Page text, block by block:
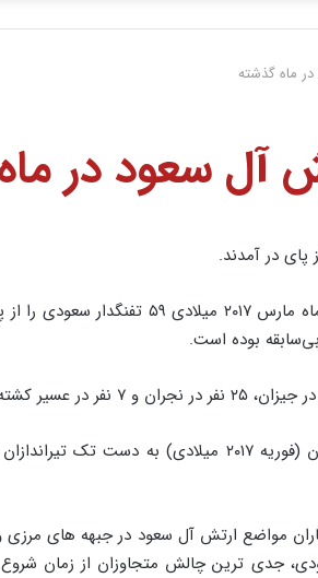
ماه گذشته
آل سعود در
تک تیراندازان ارتش و کمیته های مردمی‌یمن در ماه مارس
بوده است.
رقم کشته شدگان ارتش سعودی در ماه پیش از آن (فوریه ۲۰۱۷
مواضع ارتش آل سعود در جبهه های
جدی ترین چالش متجاوزان از زمان شروع